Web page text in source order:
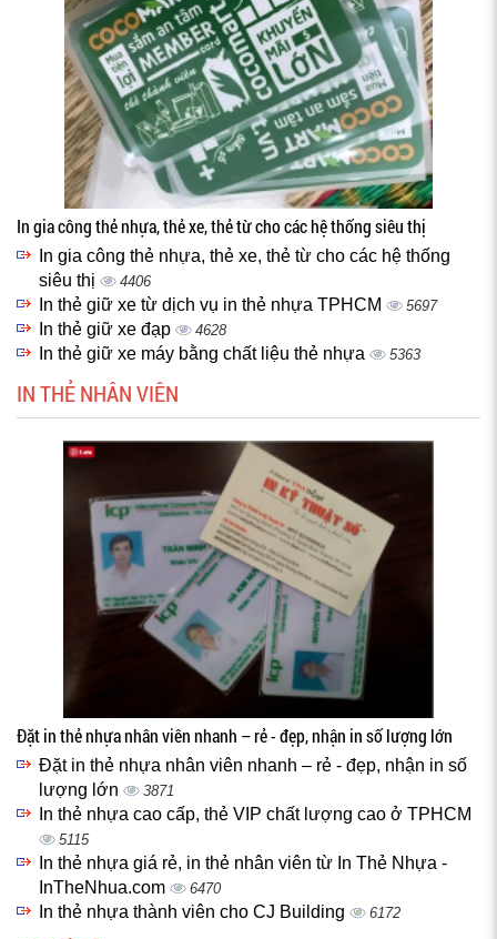
In gia công thẻ nhựa, thẻ xe, thẻ từ cho các hệ thống siêu thị
In gia công thẻ nhựa, thẻ xe, thẻ từ cho các hệ thống
siêu thị
4406
In thẻ giữ xe từ dịch vụ in thẻ nhựa TPHCM 5697
In thẻ giữ xe đạp 4628
In thẻ giữ xe máy bằng chất liệu thẻ nhựa 5363
IN THẺ NHÂN VIÊN
Đặt in thẻ nhựa nhân viên nhanh – rẻ - đẹp, nhận in số lượng lớn
Đặt in thẻ nhựa nhân viên nhanh – rẻ - đẹp, nhận in số
lượng lớn
3871
In thẻ nhựa cao cấp, thẻ VIP chất lượng cao ở TPHCM
5115
In thẻ nhựa giá rẻ, in thẻ nhân viên từ In Thẻ Nhựa -
InTheNhua.com
6470
In thẻ nhựa thành viên cho CJ Building 6172